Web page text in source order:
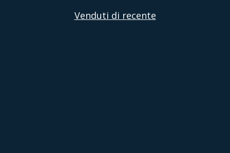
Venduti di recente